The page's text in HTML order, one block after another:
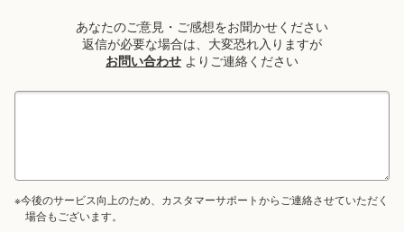
あなたのご意見・ご感想をお聞かせください
返信が必要な場合は、大変恐れ入りますが
お問い合わせ よりご連絡ください
※今後のサービス向上のため、カスタマーサポートからご連絡させていただく
場合もございます。